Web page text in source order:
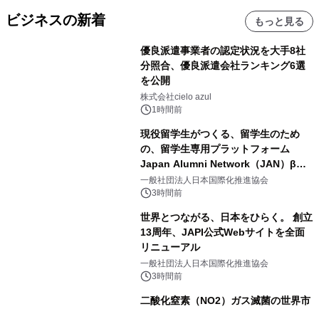
ビジネスの新着 もっと見る
優良派遣事業者の認定状況を大手8社
分照合、優良派遣会社ランキング6選
を公開
株式会社cielo azul
1時間前
現役留学生がつくる、留学生のため
の、留学生専用プラットフォーム
Japan Alumni Network（JAN）β版
をリリース
一般社団法人日本国際化推進協会
3時間前
世界とつながる、日本をひらく。 創立
13周年、JAPI公式Webサイトを全面
リニューアル
一般社団法人日本国際化推進協会
3時間前
二酸化窒素（NO2）ガス滅菌の世界市